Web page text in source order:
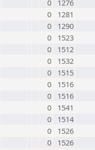
0
1276
0
1281
0
1290
0
1523
0
1512
0
1532
0
1515
0
1516
0
1516
0
1541
0
1514
0
1526
0 1526